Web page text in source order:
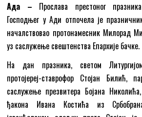
Ада – Прослава престоног
Господњег у Ади отпочела је
началствовао протонамесник Милорад
уз саслужење свештенства Епархије бачке.
На дан празника, светом
протојереј-ставрофор Стојан Билић,
саслужење презвитера Бојана
ђакона Ивана Костића из